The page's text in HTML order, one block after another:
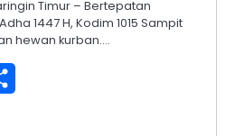
Timur – Bertepatan
1447 H, Kodim 1015 Sampit
hewan kurban.…